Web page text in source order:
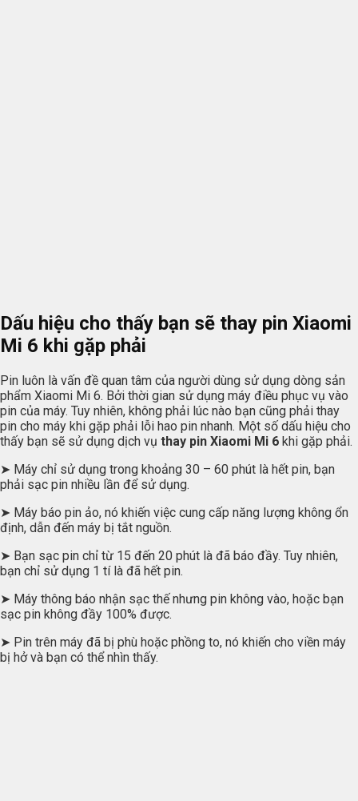
Dấu hiệu cho thấy bạn sẽ thay pin Xiaomi
Mi 6 khi gặp phải
Pin luôn là vấn đề quan tâm của người dùng sử dụng dòng sản
phẩm Xiaomi Mi 6. Bởi thời gian sử dụng máy điều phục vụ vào
pin của máy. Tuy nhiên, không phải lúc nào bạn cũng phải thay
pin cho máy khi gặp phải lỗi hao pin nhanh. Một số dấu hiệu cho
thấy bạn sẽ sử dụng dịch vụ thay pin Xiaomi Mi 6 khi gặp phải.
➤ Máy chỉ sử dụng trong khoảng 30 – 60 phút là hết pin, bạn
phải sạc pin nhiều lần để sử dụng.
➤ Máy báo pin ảo, nó khiến việc cung cấp năng lượng không ổn
định, dẫn đến máy bị tắt nguồn.
➤ Bạn sạc pin chỉ từ 15 đến 20 phút là đã báo đầy. Tuy nhiên,
bạn chỉ sử dụng 1 tí là đã hết pin.
➤ Máy thông báo nhận sạc thế nhưng pin không vào, hoặc bạn
sạc pin không đầy 100% được.
➤ Pin trên máy đã bị phù hoặc phồng to, nó khiến cho viền máy
bị hở và bạn có thể nhìn thấy.